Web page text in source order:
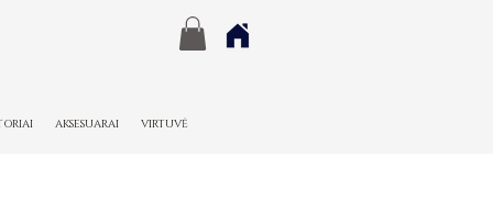
AKSESUARAI VIRTUVĖ